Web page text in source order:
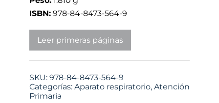
ISBN: 978-84-8473-564-9
Leer primeras páginas
SKU: 978-84-8473-564-9
Categorías: Aparato respiratorio, Atención
Primaria